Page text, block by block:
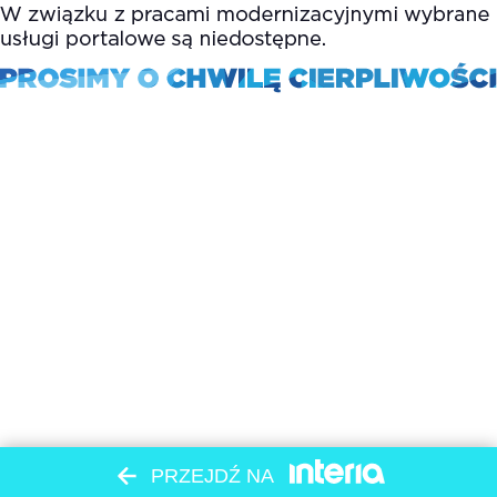
PRZEJDŹ NA